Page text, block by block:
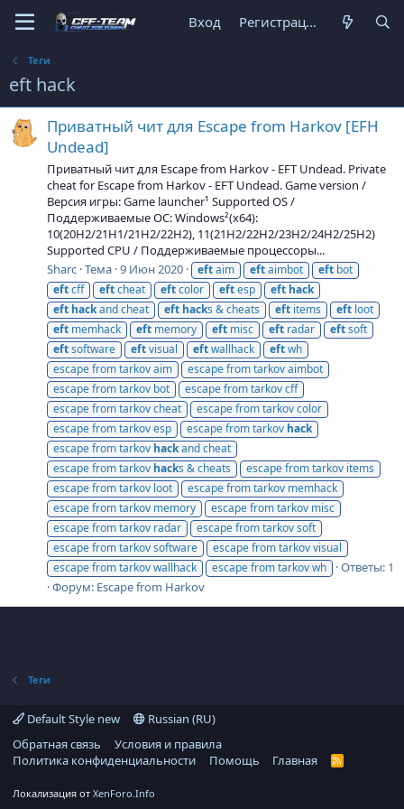
Вход Регистрация
Теги
eft hack
Приватный чит для Escape from Harkov [EFH
Undead]
Приватный чит для Escape from Harkov - EFT Undead. Private
cheat for Escape from Harkov - EFT Undead. Game version /
Версия игры: Game launcher¹ Supported OS /
Поддерживаемые ОС: Windows²(x64):
10(20H2/21H1/21H2/22H2), 11(21H2/22H2/23H2/24H2/25H2)
Supported CPU / Поддерживаемые процессоры...
Sharc Тема 9 Июн 2020 eftaim eftaimbot eft bot
eftcff eftcheat eftcolor eftesp eft hack
eft hackand cheat eft hacks & cheats eft items eft loot
eft memhack eft memory eft misc eft radar eftsoft
eftsoftware eftvisual eftwallhack eftwh
escape from tarkov aim
escape from tarkov aimbot
escape from tarkov bot
escape from tarkov cff
escape from tarkov cheat
escape from tarkov color
escape from tarkov esp
escape from tarkov hack
escape from tarkov hackand cheat
escape from tarkov hacks & cheats
escape from tarkov items
escape from tarkov loot
escape from tarkov memhack
escape from tarkov memory
escape from tarkov misc
escape from tarkov radar
escape from tarkov soft
escape from tarkov software
escape from tarkov visual
escape from tarkov wallhack
escape from tarkov wh
Ответы: 1
Форум: Escape from Harkov
Теги
Default Style new
Russian (RU)
Обратная связь
Условия и правила
Политика конфиденциальности
Помощь Главная
R
Локализация от XenForo.Info